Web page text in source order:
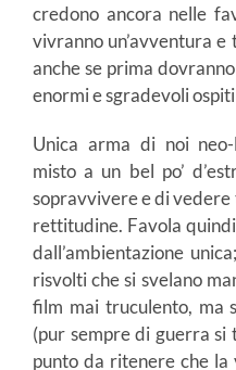
credono ancora nelle
vivranno un’avventura e
anche se prima
enormi e sgradevoli
Unica arma di noi
misto a un bel po’
sopravvivere e di
rettitudine. Favola
dall’ambientazione
risvolti che si svelano
film mai truculento, ma
(pur sempre di guerra
punto da ritenere che la